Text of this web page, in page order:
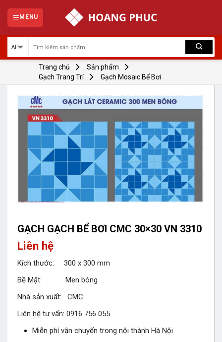
content
MENU
Trang chủ
Sản phẩm
Gạch Trang Trí
Gạch Mosaic Bể Bơi
GẠCH GẠCH BỂ BƠI CMC 30×30 VN 3310
Liên hệ
Kích thước: 300 x 300 mm
Bề Mặt: Men bóng
Nhà sản xuất: CMC
Liên hệ tư vấn: 0916 756 055
Miễn phí vận chuyển trong nội thành Hà Nội